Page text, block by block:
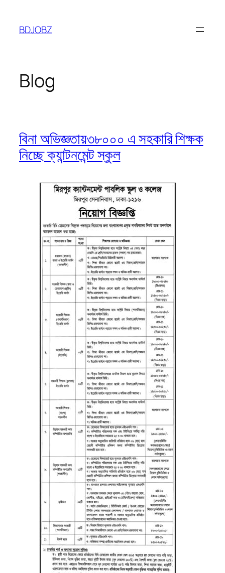
content
BDJOBZ
Blog
বিনা অভিজ্ঞতায়৩৮০০০ এ সহকারি শিক্ষক
নিচ্ছে ক্যান্টনমেন্ট স্কুল